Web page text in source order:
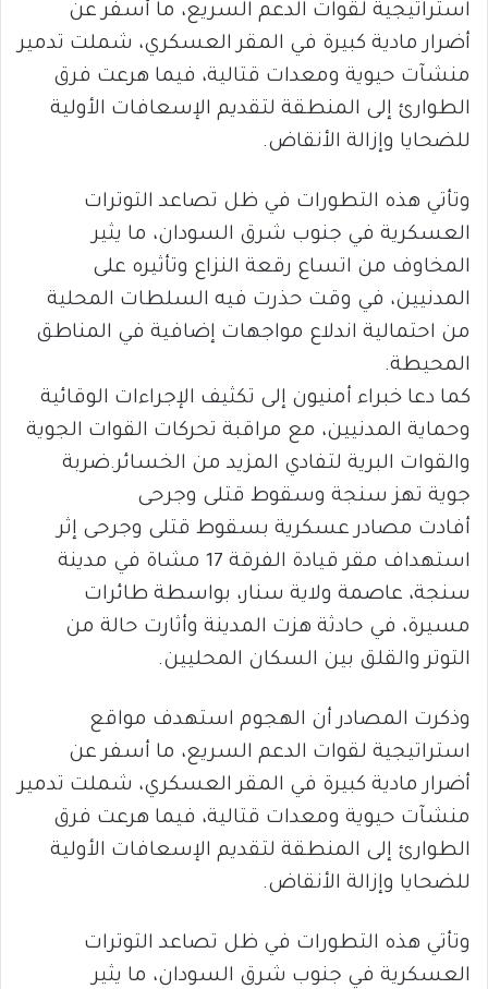
استراتيجية لقوات الدعم السريع، ما أسفر عن
أضرار مادية كبيرة في المقر العسكري، شملت تدمير
منشآت حيوية ومعدات قتالية، فيما هرعت فرق
الطوارئ إلى المنطقة لتقديم الإسعافات الأولية
للضحايا وإزالة الأنقاض.
وتأتي هذه التطورات في ظل تصاعد التوترات
العسكرية في جنوب شرق السودان، ما يثير
المخاوف من اتساع رقعة النزاع وتأثيره على
المدنيين، في وقت حذرت فيه السلطات المحلية
من احتمالية اندلاع مواجهات إضافية في المناطق
المحيطة.
كما دعا خبراء أمنيون إلى تكثيف الإجراءات الوقائية
وحماية المدنيين، مع مراقبة تحركات القوات الجوية
والقوات البرية لتفادي المزيد من الخسائر.ضربة
جوية تهز سنجة وسقوط قتلى وجرحى
أفادت مصادر عسكرية بسقوط قتلى وجرحى إثر
استهداف مقر قيادة الفرقة 17 مشاة في مدينة
سنجة، عاصمة ولاية سنار، بواسطة طائرات
مسيرة، في حادثة هزت المدينة وأثارت حالة من
التوتر والقلق بين السكان المحليين.
وذكرت المصادر أن الهجوم استهدف مواقع
استراتيجية لقوات الدعم السريع، ما أسفر عن
أضرار مادية كبيرة في المقر العسكري، شملت تدمير
منشآت حيوية ومعدات قتالية، فيما هرعت فرق
الطوارئ إلى المنطقة لتقديم الإسعافات الأولية
للضحايا وإزالة الأنقاض.
وتأتي هذه التطورات في ظل تصاعد التوترات
العسكرية في جنوب شرق السودان، ما يثير